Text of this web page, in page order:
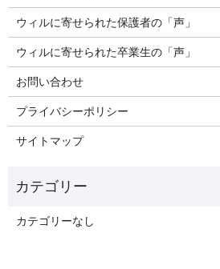
ウィルに寄せられた保護者の「声」
ウィルに寄せられた卒業生の「声」
お問い合わせ
プライバシーポリシー
サイトマップ
カテゴリーなし